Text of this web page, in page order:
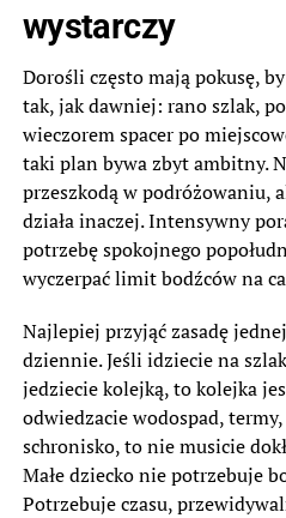
wystarczy
Dorośli często mają pokusę,
tak, jak dawniej: rano szlak,
wieczorem spacer po
taki plan bywa zbyt ambitny.
przeszkodą w podróżowaniu,
działa inaczej. Intensywny
potrzebę spokojnego
wyczerpać limit bodźców na
Najlepiej przyjąć zasadę
dziennie. Jeśli idziecie na
jedziecie kolejką, to kolejka
odwiedzacie wodospad,
schronisko, to nie musicie
Małe dziecko nie potrzebuje
Potrzebuje czasu,